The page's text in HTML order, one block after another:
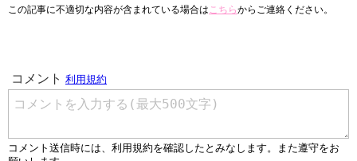
この記事に不適切な内容が含まれている場合はこちらからご連絡ください。